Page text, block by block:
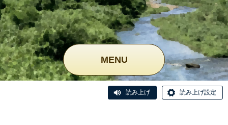
MENU
読み上げ 読み上げ設定